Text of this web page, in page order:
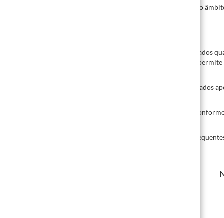
Este website usa os seguintes tipos de cookies, cujo
Cookies transitórios são automaticamente eliminados
navegador sejam atribuídos à mesma sessão. Isto
Cookies persistentes são automaticamente eliminados
Pode configurar as definições do seu navegador
Usamos cookies para o identificar em visitas